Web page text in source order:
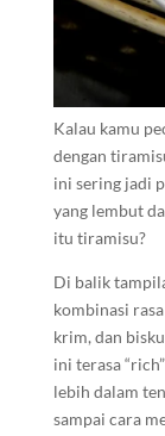
Kalau kamu
dengan
ini sering jadi
yang lembut
itu tiramisu?
Di balik
kombinasi
krim, dan
ini terasa
lebih dalam
sampai cara